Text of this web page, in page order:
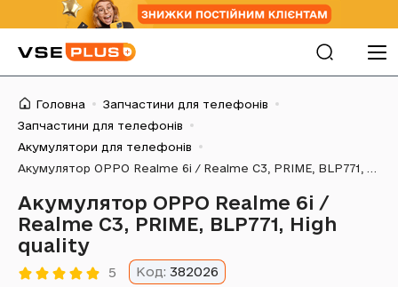
Головна
Запчастини для телефонів
Запчастини для телефонів
Акумулятори для телефонів
Акумулятор OPPO Realme 6i /
Realme C3, PRIME, BLP771, High
quality
5 Код: 382026